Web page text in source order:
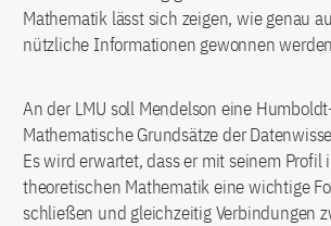
Mathematik lässt sich zeigen, wie genau
nützliche Informationen gewonnen
An der LMU soll Mendelson eine
Mathematische Grundsätze der
Es wird erwartet, dass er mit seinem Profil
theoretischen Mathematik eine wichtige
schließen und gleichzeitig Verbindungen